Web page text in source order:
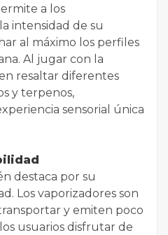
a los
intensidad de su
al máximo los perfiles
Al jugar con la
resaltar diferentes
y terpenos,
sensorial única
destaca por su
Los vaporizadores son
y emiten poco
usuarios disfrutar de